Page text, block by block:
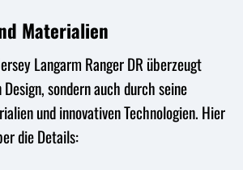
Materialien
Langarm Ranger DR überzeugt
sondern auch durch seine
und innovativen Technologien. Hier
die Details: